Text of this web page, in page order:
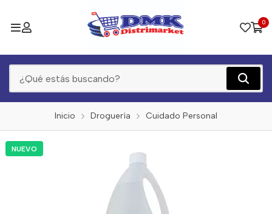
0
Inicio Droguería Cuidado Personal
NUEVO